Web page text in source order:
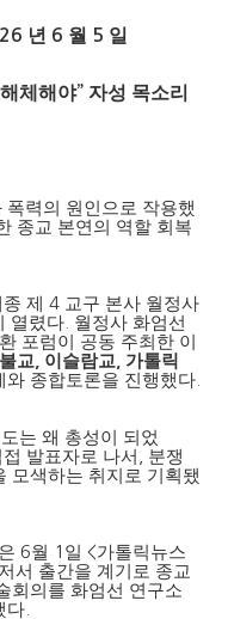
년 6 월 5 일
체해야” 자성 목소리
력의 원인으로 작용했
종교 본연의 역할 회복
종 제4 교구 본사 월정사
열렸다 월정사 화엄선
포럼이 공동 주최한 이
교 이슬람교
가톨릭
와 종합토론을 진행했다
는 왜 총성이 되었
발표자로 나서
분쟁
모색하는 취지로 기획됐
6월 1 일 <가톨릭뉴스
서 출간을 계기로 종교
회의를 화엄선 연구소
다